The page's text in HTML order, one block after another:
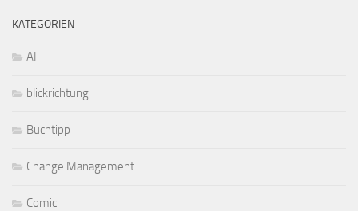
KATEGORIEN
AI
blickrichtung
Buchtipp
Change Management
Comic